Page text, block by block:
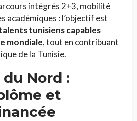
intégrés 2+3, mobilité
académiques : l’objectif est
tunisiens capables
mondiale, tout en contribuant
de la Tunisie.
Nord :
et